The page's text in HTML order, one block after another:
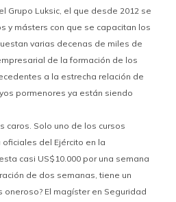
Grupo Luksic, el que desde 2012 se
y másters con que se capacitan los
varias decenas de miles de
de la formación de los
a la estrecha relación de
pormenores ya están siendo
caros. Solo uno de los cursos
del Ejército en la
casi US$10.000 por una semana
de dos semanas, tiene un
oneroso? El magíster en Seguridad